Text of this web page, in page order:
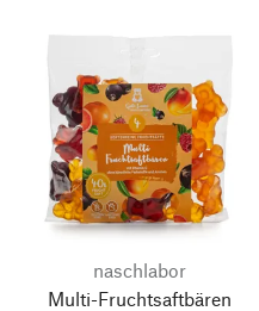
naschlabor
Multi-Fruchtsaftbären